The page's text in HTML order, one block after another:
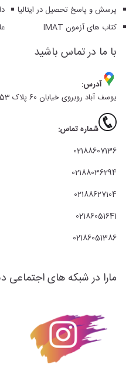
پرسش و پاسخ تحصیل در ایتالیا
کتاب های آزمون IMAT
با ما در تماس باشید
آدرس:
یوسف آباد روبروی خیابان 60 پلاک 453 واحد 5طبقه دوم
شماره تماس:
02188607136
02188036294
02188627104
02186051641
02186051386
مارا در شبکه های اجتماعی